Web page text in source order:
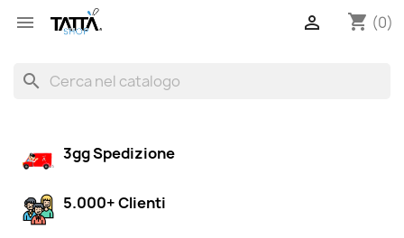
 shopping_cart (0)

search
3gg Spedizione
5.000+ Clienti